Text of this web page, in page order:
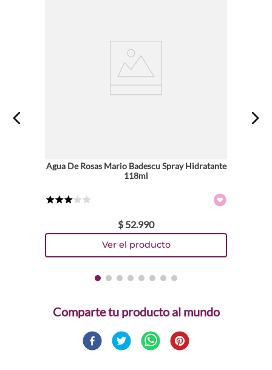
Agua De Rosas Mario Badescu Spray Hidratante
118ml
$ 52.990
Comparte